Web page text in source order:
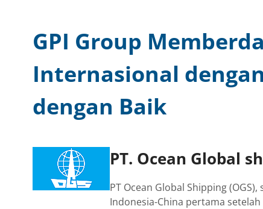
GPI Group
Internasional
dengan Baik
PT. Ocean Global
PT Ocean Global Shipping
Indonesia-China pertama